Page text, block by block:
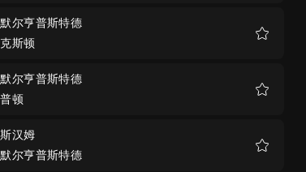
尔亨普斯特德
斯顿
尔亨普斯特德
顿
汉姆
尔亨普斯特德